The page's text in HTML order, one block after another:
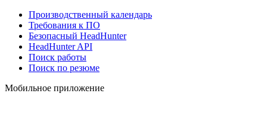
Производственный календарь
Требования к ПО
Безопасный HeadHunter
HeadHunter API
Поиск работы
Поиск по резюме
Мобильное приложение